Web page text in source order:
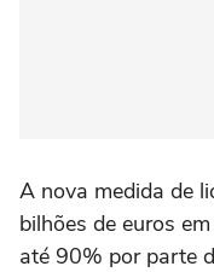
A nova medida de
bilhões de euros
até 90% por parte